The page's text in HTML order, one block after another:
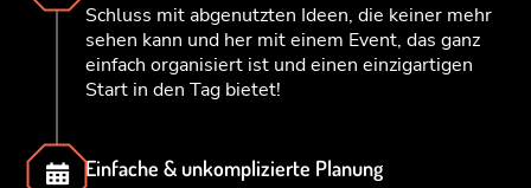
Schluss mit abgenutzten Ideen, die keiner mehr
sehen kann und her mit einem Event, das ganz
einfach organisiert ist und einen einzigartigen
Start in den Tag bietet!
Einfache & unkomplizierte Planung